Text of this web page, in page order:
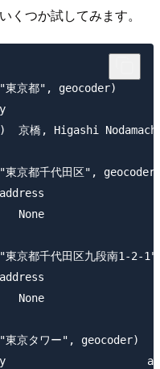
くつか試してみます。
東京都", geocoder)
京橋, Higashi
京都千代田区",
None
京都千代田区九段南1-2-
None
京タワー", geocoder)